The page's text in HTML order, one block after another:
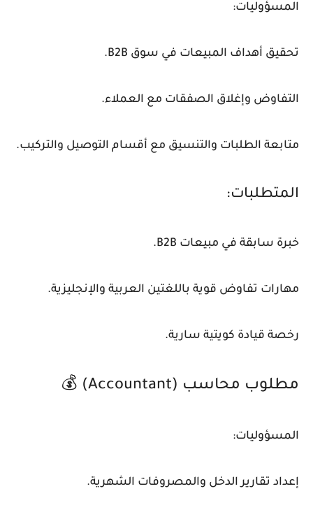
المسؤوليات:
تحقيق أهداف المبيعات في سوق B2B.
التفاوض وإغلاق الصفقات مع العملاء.
متابعة الطلبات والتنسيق مع أقسام التوصيل والتركيب.
المتطلبات:
خبرة سابقة في مبيعات B2B.
مهارات تفاوض قوية باللغتين العربية والإنجليزية.
رخصة قيادة كويتية سارية.
مطلوب محاسب (Accountant) 💰
المسؤوليات:
إعداد تقارير الدخل والمصروفات الشهرية.